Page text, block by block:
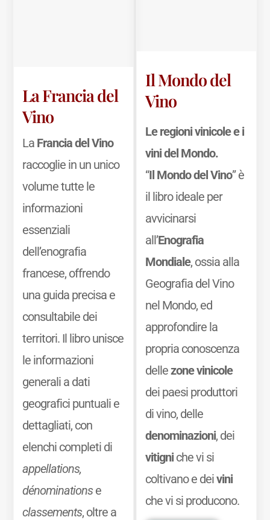
La Francia del
Vino
La Francia del Vino
raccoglie in un unico
volume tutte le
informazioni
essenziali
dell’enografia
francese, offrendo
una guida precisa e
consultabile dei
territori. Il libro unisce
le informazioni
generali a dati
geografici puntuali e
dettagliati, con
elenchi completi di
appellations,
dénominationse
classements, oltre a
Il Mondo del
Vino
Le regioni vinicole e i
vini del Mondo.
“Il Mondo del Vino” è
il libro ideale per
avvicinarsi
all’Enografia
Mondiale, ossia alla
Geografia del Vino
nel Mondo, ed
approfondire la
propria conoscenza
dellezone vinicole
dei paesi produttori
di vino, delle
denominazioni, dei
vitigniche vi si
coltivano e deivini
che vi si producono.